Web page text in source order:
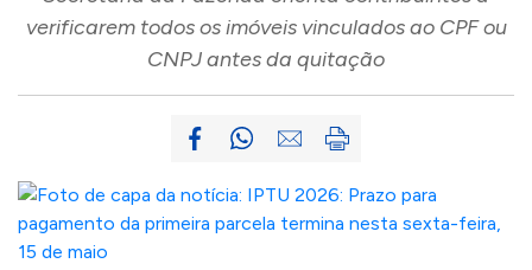
verificarem todos os imóveis vinculados ao CPF ou
CNPJ antes da quitação